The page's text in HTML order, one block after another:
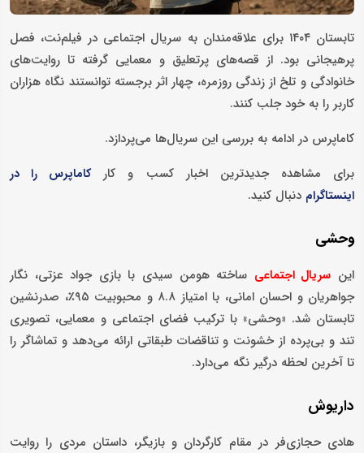
تابستان ۱۴۰۴ برای علاقه‌مندان به سریال اجتماعی در فیلم‌نت، فصل
پرهیجانی بود. از قصه‌های پرتعلیق و معمایی گرفته تا روایت‌های
خانوادگی و تلخ از زندگی روزمره، چهار اثر برجسته توانستند نگاه هزاران
کاربر را به خود جلب کنند.
کاماپرس در ادامه به بررسی این سریال‌ها می‌پردازد.
برای مشاهده جدیدترین اخبار کسب و کارکاماپرس را در
اینستاگرام دنبال کنید.
وحشی
این سریال اجتماعی ساخته هومن سیدی با بازی جواد عزتی، نگار
جواهریان و احسان امانی، با امتیاز ۸.۸ و محبوبیت ۹۵٪، صدرنشین
تابستان شد. «وحشی» با ترکیب فضای اجتماعی و معمایی، تصویری
تند و بی‌پرده از خشونت و تناقضات طبقاتی ارائه می‌دهد و تماشاگر را
تا آخرین لحظه درگیر نگه می‌دارد.
داریوش
هادی حجازی‌فر در مقام کارگردان و بازیگر، داستان مردی را روایت